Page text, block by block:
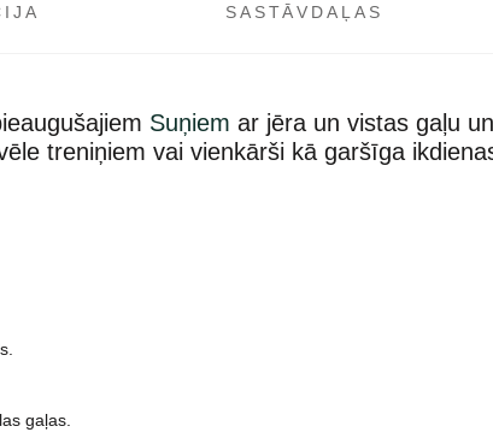
SASTĀVDAĻAS
Suņiem ar jēra un vistas gaļu
treniņiem vai vienkārši kā garšīga
gaļas.